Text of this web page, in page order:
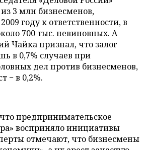
3 млн бизнесменов,
году к ответственности, в
700 тыс. невиновных. А
Чайка признал, что залог
в 0,7% случаев при
дел против бизнесменов,
− в 0,2%.
предпринимательское
восприняло инициативы
отмечают, что бизнесмены